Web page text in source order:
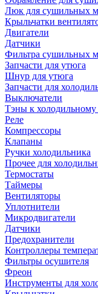
Люк для сушильных
Крыльчатки
Двигатели
Датчики
Фильтра сушильных
Запчасти для утюга
Шнур для утюга
Запчасти для
Выключатели
Тэны к
Реле
Компрессоры
Клапаны
Ручки холодильника
Прочее для
Термостаты
Таймеры
Вентиляторы
Уплотнители
Микродвигатели
Датчики
Предохранители
Контроллеры
Фильтры осушителя
Фреон
Инструменты для